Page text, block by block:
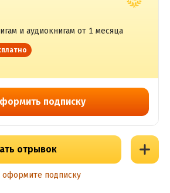
и аудиокнигам от 1 месяца
подписку
отрывок
оформите подписку